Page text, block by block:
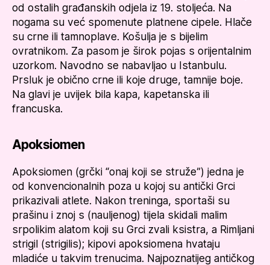
od ostalih građanskih odjela iz 19. stoljeća. Na
nogama su već spomenute platnene cipele. Hlače
su crne ili tamnoplave. Košulja je s bijelim
ovratnikom. Za pasom je širok pojas s orijentalnim
uzorkom. Navodno se nabavljao u Istanbulu.
Prsluk je obično crne ili koje druge, tamnije boje.
Na glavi je uvijek bila kapa, kapetanska ili
francuska.
Apoksiomen
Apoksiomen (grčki “onaj koji se struže”) jedna je
od konvencionalnih poza u kojoj su antički Grci
prikazivali atlete. Nakon treninga, sportaši su
prašinu i znoj s (nauljenog) tijela skidali malim
srpolikim alatom koji su Grci zvali ksistra, a Rimljani
strigil (strigilis); kipovi apoksiomena hvataju
mladiće u takvim trenucima. Najpoznatijeg antičkog